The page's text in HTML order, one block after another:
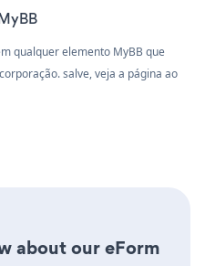
qualquer elemento MyBB que
salve, veja a página ao
about our eForm